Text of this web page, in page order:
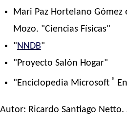
Mari Paz Hortelano Gómez
Mozo. "Ciencias Físicas"
"NNDB"
"Proyecto Salón Hogar"
"Enciclopedia Microsoft ®
Autor: Ricardo Santiago Netto.